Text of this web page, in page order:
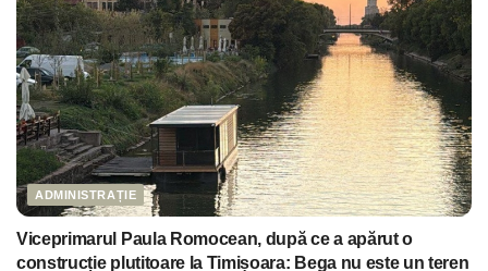
ADMINISTRAȚIE
Viceprimarul Paula Romocean, după ce a apărut o
construcție plutitoare la Timișoara: Bega nu este un teren